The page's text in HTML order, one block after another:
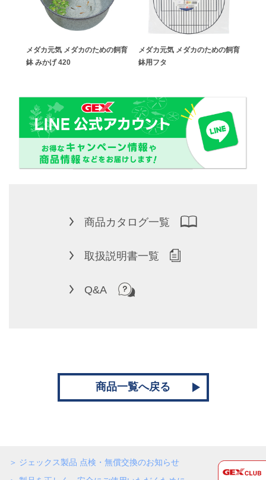
メダカ元気 メダカのための飼育
鉢 みかげ 420
メダカ元気 メダカのための飼育
鉢用フタ
商品カタログ一覧
取扱説明書一覧
Q&A
商品一覧へ戻る
ジェックス製品 点検・無償交換のお知らせ